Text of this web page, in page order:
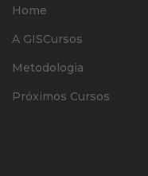
Home
A GISCursos
Metodologia
Próximos Cursos